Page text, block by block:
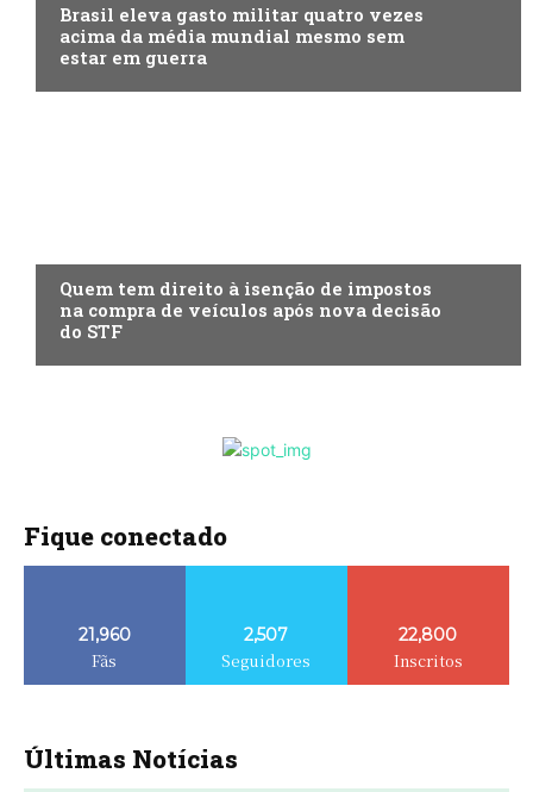
Brasil eleva gasto militar quatro vezes
acima da média mundial mesmo sem
estar em guerra
Quem tem direito à isenção de impostos
na compra de veículos após nova decisão
do STF
Fique conectado
21,960
Fãs
2,507
Seguidores
22,800
Inscritos
Últimas Notícias